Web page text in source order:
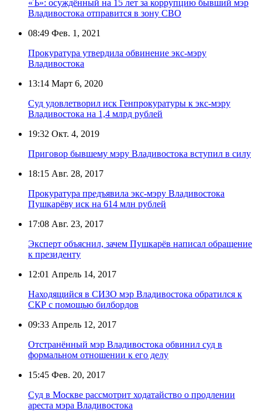
«Ъ»: осуждённый на 15 лет за коррупцию бывший мэр
Владивостока отправится в зону СВО
08:49 Фев. 1, 2021
Прокуратура утвердила обвинение экс-мэру
Владивостока
13:14 Март 6, 2020
Суд удовлетворил иск Генпрокуратуры к экс-мэру
Владивостока на 1,4 млрд рублей
19:32 Окт. 4, 2019
Приговор бывшему мэру Владивостока вступил в силу
18:15 Авг. 28, 2017
Прокуратура предъявила экс-мэру Владивостока
Пушкарёву иск на 614 млн рублей
17:08 Авг. 23, 2017
Эксперт объяснил, зачем Пушкарёв написал обращение
к президенту
12:01 Апрель 14, 2017
Находящийся в СИЗО мэр Владивостока обратился к
СКР с помощью билбордов
09:33 Апрель 12, 2017
Отстранённый мэр Владивостока обвинил суд в
формальном отношении к его делу
15:45 Фев. 20, 2017
Суд в Москве рассмотрит ходатайство о продлении
ареста мэра Владивостока